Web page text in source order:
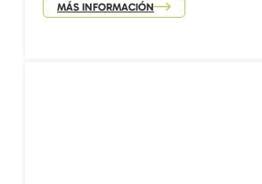
MÁS INFORMACIÓN